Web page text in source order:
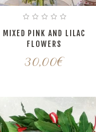
MIXED PINK AND LILAC
FLOWERS
30,00€